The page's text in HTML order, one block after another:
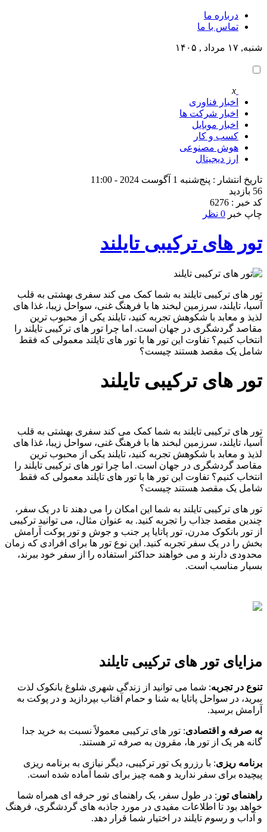
درباره ما
تماس با ما
شنبه, ۱۷ مرداد , ۱۴۰۵
x
اخبار فناوری
اخبار شرکت ها
اخبار موبایل
کسب و کار
هوش مصنوعی
ارز دیجیتال
تاریخ انتشار : پنج‌شنبه 1 آگوست 2024 - 11:00
56 بازدید
کد خبر : 6276
چاپ خبر 0 نظر
تور های ترکیبی تایلند
تور های ترکیبی تایلند به شما کمک می کند سفری بهشتی به قلب
آسیا، تایلند، سرزمین لبخند ها با فرهنگ غنی، سواحل زیبا، غذا های
لذیذ و معابد با شکوهش تجربه کنید، تایلند یکی از محبوب ‌ترین
مقاصد گردشگری در جهان است. اما چرا تور های ترکیبی تایلند را
انتخاب کنیم؟ تفاوت این تور ها با تور های تایلند معمولی که فقط
شامل یک مقصد هستند چیست؟
تور های ترکیبی تایلند
تور های ترکیبی تایلند به شما کمک می کند سفری بهشتی به قلب
آسیا، تایلند، سرزمین لبخند ها با فرهنگ غنی، سواحل زیبا، غذا های
لذیذ و معابد با شکوهش تجربه کنید، تایلند یکی از محبوب ‌ترین
مقاصد گردشگری در جهان است. اما چرا تور های ترکیبی تایلند را
انتخاب کنیم؟ تفاوت این تور ها با تور های تایلند معمولی که فقط
شامل یک مقصد هستند چیست؟
تور های ترکیبی تایلند به شما این امکان را می‌ دهند تا در یک سفر،
چندین مقصد جذاب را تجربه کنید. به عنوان مثال، می ‌توانید ترکیبی
از تور بانکوک مدرن، تور پاتایا پر جنب و جوش و تور پوکت آرامش
‌بخش را در یک سفر تجربه کنید. این نوع تور ها برای افرادی که زمان
محدودی دارند و می‌ خواهند حداکثر استفاده را از سفر خود ببرند،
بسیار مناسب است.
مزایای تور های ترکیبی تایلند
تنوع در تجربه: شما می ‌توانید از زندگی شهری شلوغ بانکوک لذت
ببرید، در سواحل پاتایا به شنا و حمام آفتاب بپردازید و در پوکت به
آرامش برسید.
به صرفه و اقتصادی: تور های ترکیبی معمولاً نسبت به خرید جدا
گانه هر یک از تور ها، مقرون به صرفه‌ تر هستند.
برنامه‌ ریزی: با رزرو یک تور ترکیبی، دیگر نیازی به برنامه ‌ریزی
پیچیده برای سفر ندارید و همه چیز برای شما آماده شده است.
راهنمای تور : در طول سفر، یک راهنمای تور حرفه ‌ای همراه شما
خواهد بود تا اطلاعات مفیدی در مورد جاذبه‌ های گردشگری، فرهنگ
و آداب و رسوم تایلند در اختیار شما قرار دهد.